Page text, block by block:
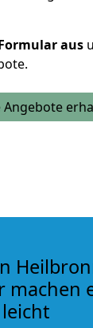
aus
Angebote
machen
leicht